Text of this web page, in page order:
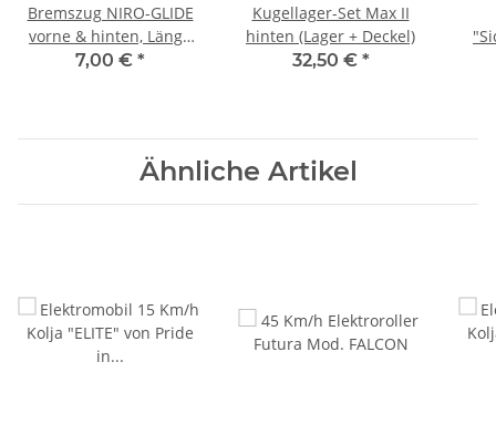
Bremszug NIRO-GLIDE
vorne & hinten, Länge
205 cm
7,00 € *
Kugellager-Set Max II
hinten (Lager + Deckel)
32,50 € *
Ähnliche Artikel